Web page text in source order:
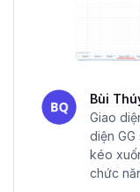
Bùi
Giao
diện
kéo
chức